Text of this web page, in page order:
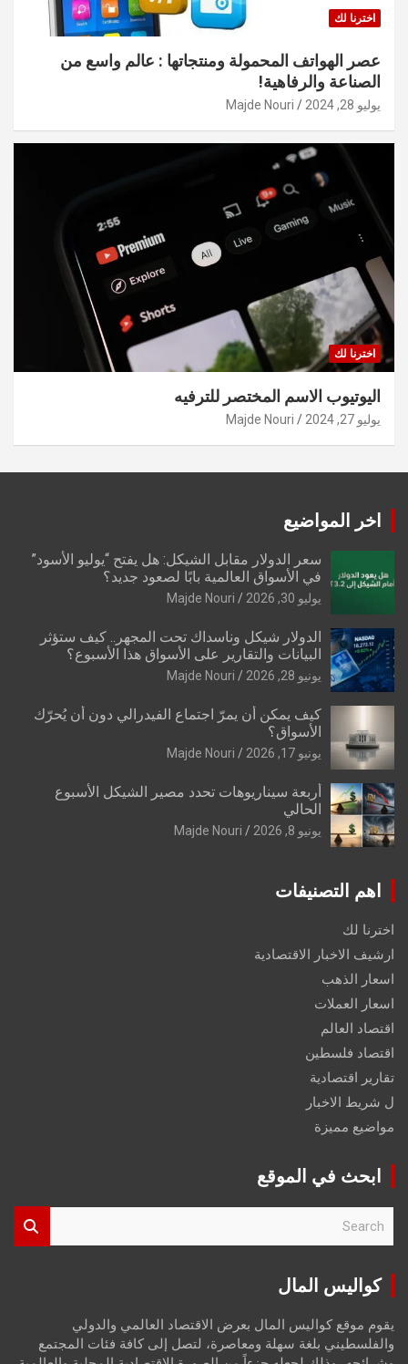
اخترنا لك
عصر الهواتف المحمولة ومنتجاتها : عالم واسع من
الصناعة والرفاهية!
يوليو 28, 2024 Majde Nouri
اخترنا لك
اليوتيوب الاسم المختصر للترفيه
يوليو 27, 2024 Majde Nouri
اخر المواضيع
سعر الدولار مقابل الشيكل: هل يفتح “يوليو الأسود”
في الأسواق العالمية بابًا لصعود جديد؟
يوليو 30, 2026 Majde Nouri
الدولار شيكل وناسداك تحت المجهر.. كيف ستؤثر
البيانات والتقارير على الأسواق هذا الأسبوع؟
يونيو 28, 2026 Majde Nouri
كيف يمكن أن يمرّ اجتماع الفيدرالي دون أن يُحرّك
الأسواق؟
يونيو 17, 2026 Majde Nouri
أربعة سيناريوهات تحدد مصير الشيكل الأسبوع
الحالي
يونيو 8, 2026 Majde Nouri
اهم التصنيفات
اخترنا لك
ارشيف الاخبار الاقتصادية
اسعار الذهب
اسعار العملات
اقتصاد العالم
اقتصاد فلسطين
تقارير اقتصادية
ل شريط الاخبار
مواضيع مميزة
ابحث في الموقع
r
كواليس المال
يقوم موقع كواليس المال بعرض الاقتصاد العالمي والدولي
والفلسطيني بلغة سهلة ومعاصرة، لتصل إلى كافة فئات المجتمع